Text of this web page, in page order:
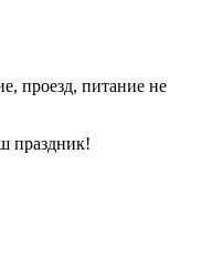
проезд, питание не
праздник!